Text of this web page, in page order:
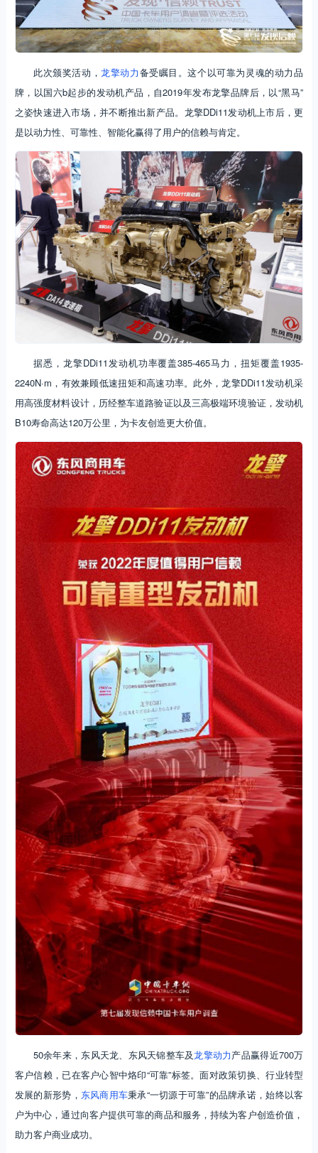
此次颁奖活动，龙擎动力备受瞩目。这个以可靠为灵魂的动力品
牌，以国六b起步的发动机产品，自2019年发布龙擎品牌后，以“黑马”
之姿快速进入市场，并不断推出新产品。龙擎DDi11发动机上市后，更
是以动力性、可靠性、智能化赢得了用户的信赖与肯定。
据悉，龙擎DDi11发动机功率覆盖385-465马力，扭矩覆盖1935-
2240N·m，有效兼顾低速扭矩和高速功率。此外，龙擎DDi11发动机采
用高强度材料设计，历经整车道路验证以及三高极端环境验证，发动机
B10寿命高达120万公里，为卡友创造更大价值。
50余年来，东风天龙、东风天锦整车及龙擎动力产品赢得近700万
客户信赖，已在客户心智中烙印“可靠”标签。面对政策切换、行业转型
发展的新形势， 东风商用车秉承“一切源于可靠”的品牌承诺，始终以客
户为中心，通过向客户提供可靠的商品和服务，持续为客户创造价值，
助力客户商业成功。